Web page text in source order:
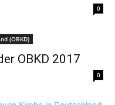
0
(OBKD)
OBKD 2017
0